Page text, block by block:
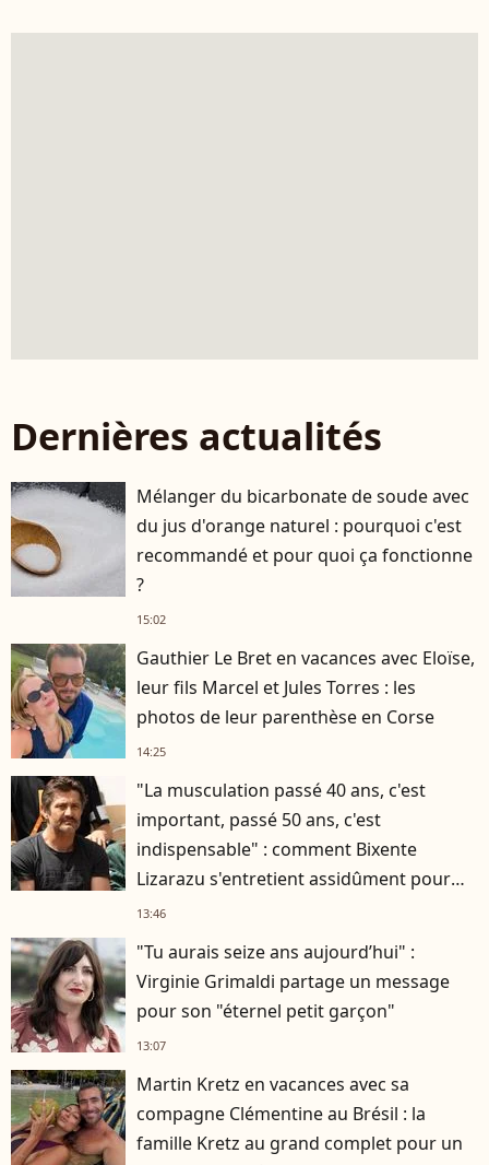
Dernières actualités
Mélanger du bicarbonate de soude avec
du jus d'orange naturel : pourquoi c'est
recommandé et pour quoi ça fonctionne
?
15:02
Gauthier Le Bret en vacances avec Eloïse,
leur fils Marcel et Jules Torres : les
photos de leur parenthèse en Corse
14:25
"La musculation passé 40 ans, c'est
important, passé 50 ans, c'est
indispensable" : comment Bixente
Lizarazu s'entretient assidûment pour
rester musclé à 56 ans ?
13:46
"Tu aurais seize ans aujourd’hui" :
Virginie Grimaldi partage un message
pour son "éternel petit garçon"
13:07
Martin Kretz en vacances avec sa
compagne Clémentine au Brésil : la
famille Kretz au grand complet pour un